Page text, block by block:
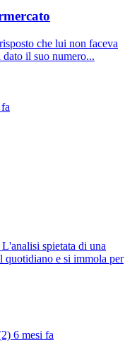
che lui non faceva
dato il suo numero...
spietata di una
quotidiano e si immola per
6 mesi fa